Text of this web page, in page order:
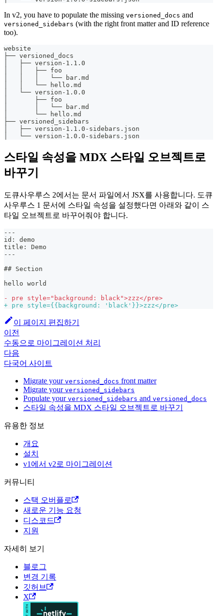
In v2, you have to populate the missing versioned_docs and
versioned_sidebars (with the right front matter and ID reference
too).
website
├── versioned_docs
│   ├── version-1.1.0
│   │   ├── foo
│   │   │   └── bar.md
│   │   └── hello.md
│   └── version-1.0.0
│       ├── foo
│       │   └── bar.md
│       └── hello.md
├── versioned_sidebars
│   ├── version-1.1.0-sidebars.json
│   └── version-1.0.0-sidebars.json
스타일 속성을 MDX 스타일 오브젝트로
바꾸기
도큐사우루스 2에서는 문서 파일에서 JSX를 사용합니다. 도큐
사우루스 1 문서에 스타일 속성을 설정했다면 아래와 같이 스
타일 오브젝트로 바꾸어줘야 합니다.
---
id: demo
title: Demo
---
## Section
hello world
-
pre style="background: black">zzz</pre>
+ pre style={{background: 'black'}}>zzz</pre>
이 페이지 편집하기
이전
수동으로 마이그레이션 처리
다음
다국어 사이트
Migrate your versioned_docs front matter
Migrate your versioned_sidebars
Populate your versioned_sidebars and versioned_docs
스타일 속성을 MDX 스타일 오브젝트로 바꾸기
유용한 정보
개요
설치
v1에서 v2로 마이그레이션
커뮤니티
스택 오버플로
새로운 기능 요청
디스코드
지원
자세히 보기
블로그
변경 기록
깃허브
X